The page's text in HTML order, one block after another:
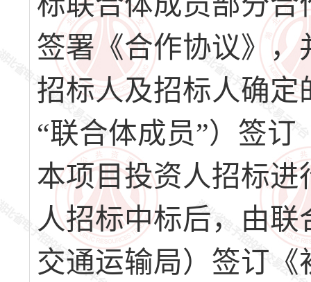
签署《合作协议》
招标人及招标人确
“联合体成员”）签
本项目投资人招标
人招标中标后，由
交通运输局）签订